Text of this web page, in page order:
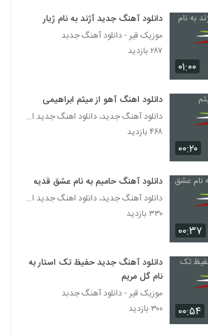
موزیک زیبای دیر اومدی از رضا قراگوزلو
موزیک زیبای صدایت میزنم از سعید جاوید
۳۰۵ بازدید
دانلود آهنگ اشکان نوایی بهاری پر از ارغوان
(به همراه مهتاب سرداری)
۲۷۱ بازدید
آهنگ پرسه از حسین برزگر(پاپ)
نام ظاهرا آرومم
دانلود آهنگ هر جای شهر از علی یاسینی
۳۶۴ بازدید
۰۱:۰۰
دانلود آهنگ جدید آژند به نام ژیار
موزیک قیر - دانلود آهنگ جدبد
۲۸۷ بازدید
۰۰:۲۰
دانلود اهنگ آهو از میثم ابراهیمی
دانلود آهنگ جدید، دانلود اهنگ جدید ایرانی
۴۶۸ بازدید
۰۰:۳۷
دانلود آهنگ حامیم به نام عشق قدیمی
دانلود آهنگ جدید، دانلود اهنگ جدید ایرانی
۳۳۰ بازدید
۰۰:۵۴
دانلود آهنگ جدید حفیظ تک استار به
نام گل مریم
موزیک قیر - دانلود آهنگ جدبد
۳۰۰ بازدید